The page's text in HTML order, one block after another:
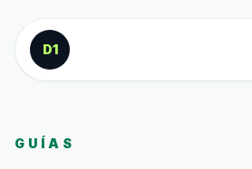
Saltar al contenido
D1
GUÍAS